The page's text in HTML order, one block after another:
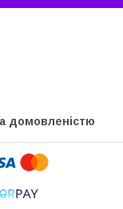
домовленістю